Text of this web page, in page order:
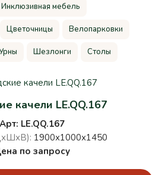
Инклюзивная мебель
Цветочницы Велопарковки
Шезлонги Столы
качели LE.QQ.167
Арт: LE.QQ.167
1900х1000х1450
по запросу